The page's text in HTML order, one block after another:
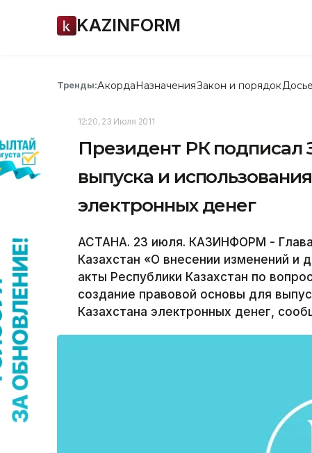
KAZINFORM
Тренды:АкордаНазначенияЗакон и порядок Досье
12:20, 23 Июля 2011
Президент РК подписал
выпуска и
электронных денег
АСТАНА. 23 июля. КАЗИНФОРМ - Глава
Казахстан «О внесении изменений и
акты Республики Казахстан по
создание правовой основы для
Казахстана электронных денег,